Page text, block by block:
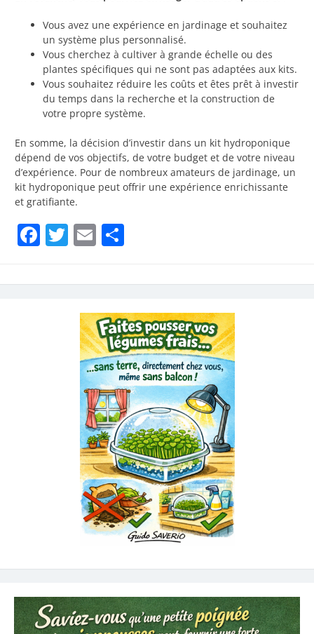
Vous avez une expérience en jardinage et souhaitez
un système plus personnalisé.
Vous cherchez à cultiver à grande échelle ou des
plantes spécifiques qui ne sont pas adaptées aux kits.
Vous souhaitez réduire les coûts et êtes prêt à investir
du temps dans la recherche et la construction de
votre propre système.
En somme, la décision d’investir dans un kit hydroponique
dépend de vos objectifs, de votre budget et de votre niveau
d’expérience. Pour de nombreux amateurs de jardinage, un
kit hydroponique peut offrir une expérience enrichissante
et gratifiante.
Facebook
Twitter
Email